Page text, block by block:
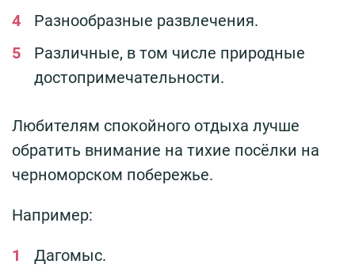
Разнообразные развлечения.
Различные, в том числе природные
достопримечательности.
Любителям спокойного отдыха лучше
обратить внимание на тихие посёлки на
черноморском побережье.
Например:
Дагомыс.